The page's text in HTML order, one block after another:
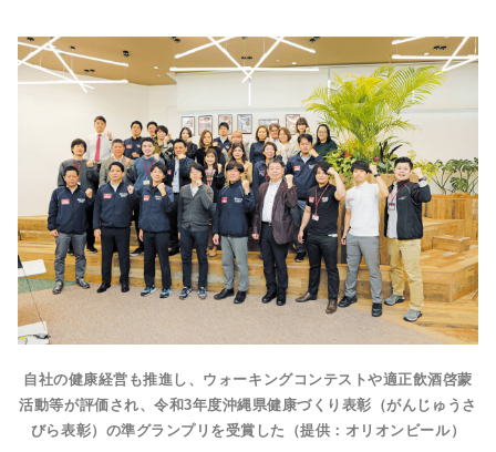
自社の健康経営も推進し、ウォーキングコンテストや適正飲酒啓蒙
活動等が評価され、令和3年度沖縄県健康づくり表彰（がんじゅうさ
びら表彰）の準グランプリを受賞した（提供：オリオンビール）